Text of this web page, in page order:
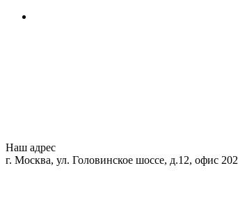
Наш адрес
г. Москва, ул. Головинское шоссе, д.12, офис 202